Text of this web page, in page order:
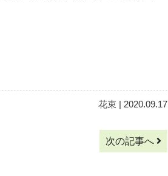
花束 | 2020.09.17
次の記事へ